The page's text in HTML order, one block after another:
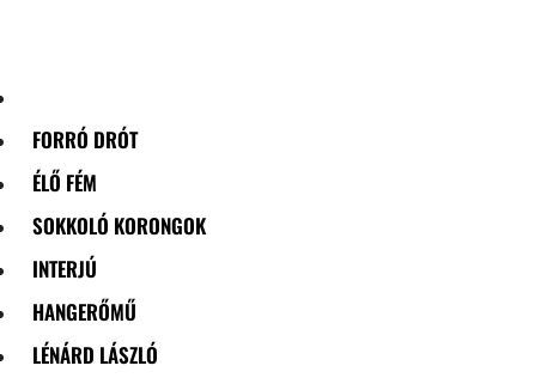
FORRÓ DRÓT
ÉLŐ FÉM
SOKKOLÓ KORONGOK
INTERJÚ
HANGERŐMŰ
LÉNÁRD LÁSZLÓ